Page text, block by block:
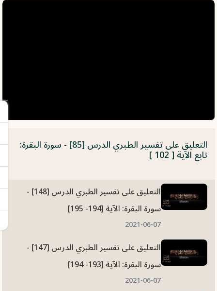
التعليق على تفسير الطبري الدرس [85] - سورة البقرة:
تابع الآية [ 102 ]
التعليق على تفسير الطبري الدرس [148] -
سورة البقرة: الآية [194- 195]
2021-06-07
التعليق على تفسير الطبري الدرس [147] -
سورة البقرة: الآية [193- 194]
2021-06-07